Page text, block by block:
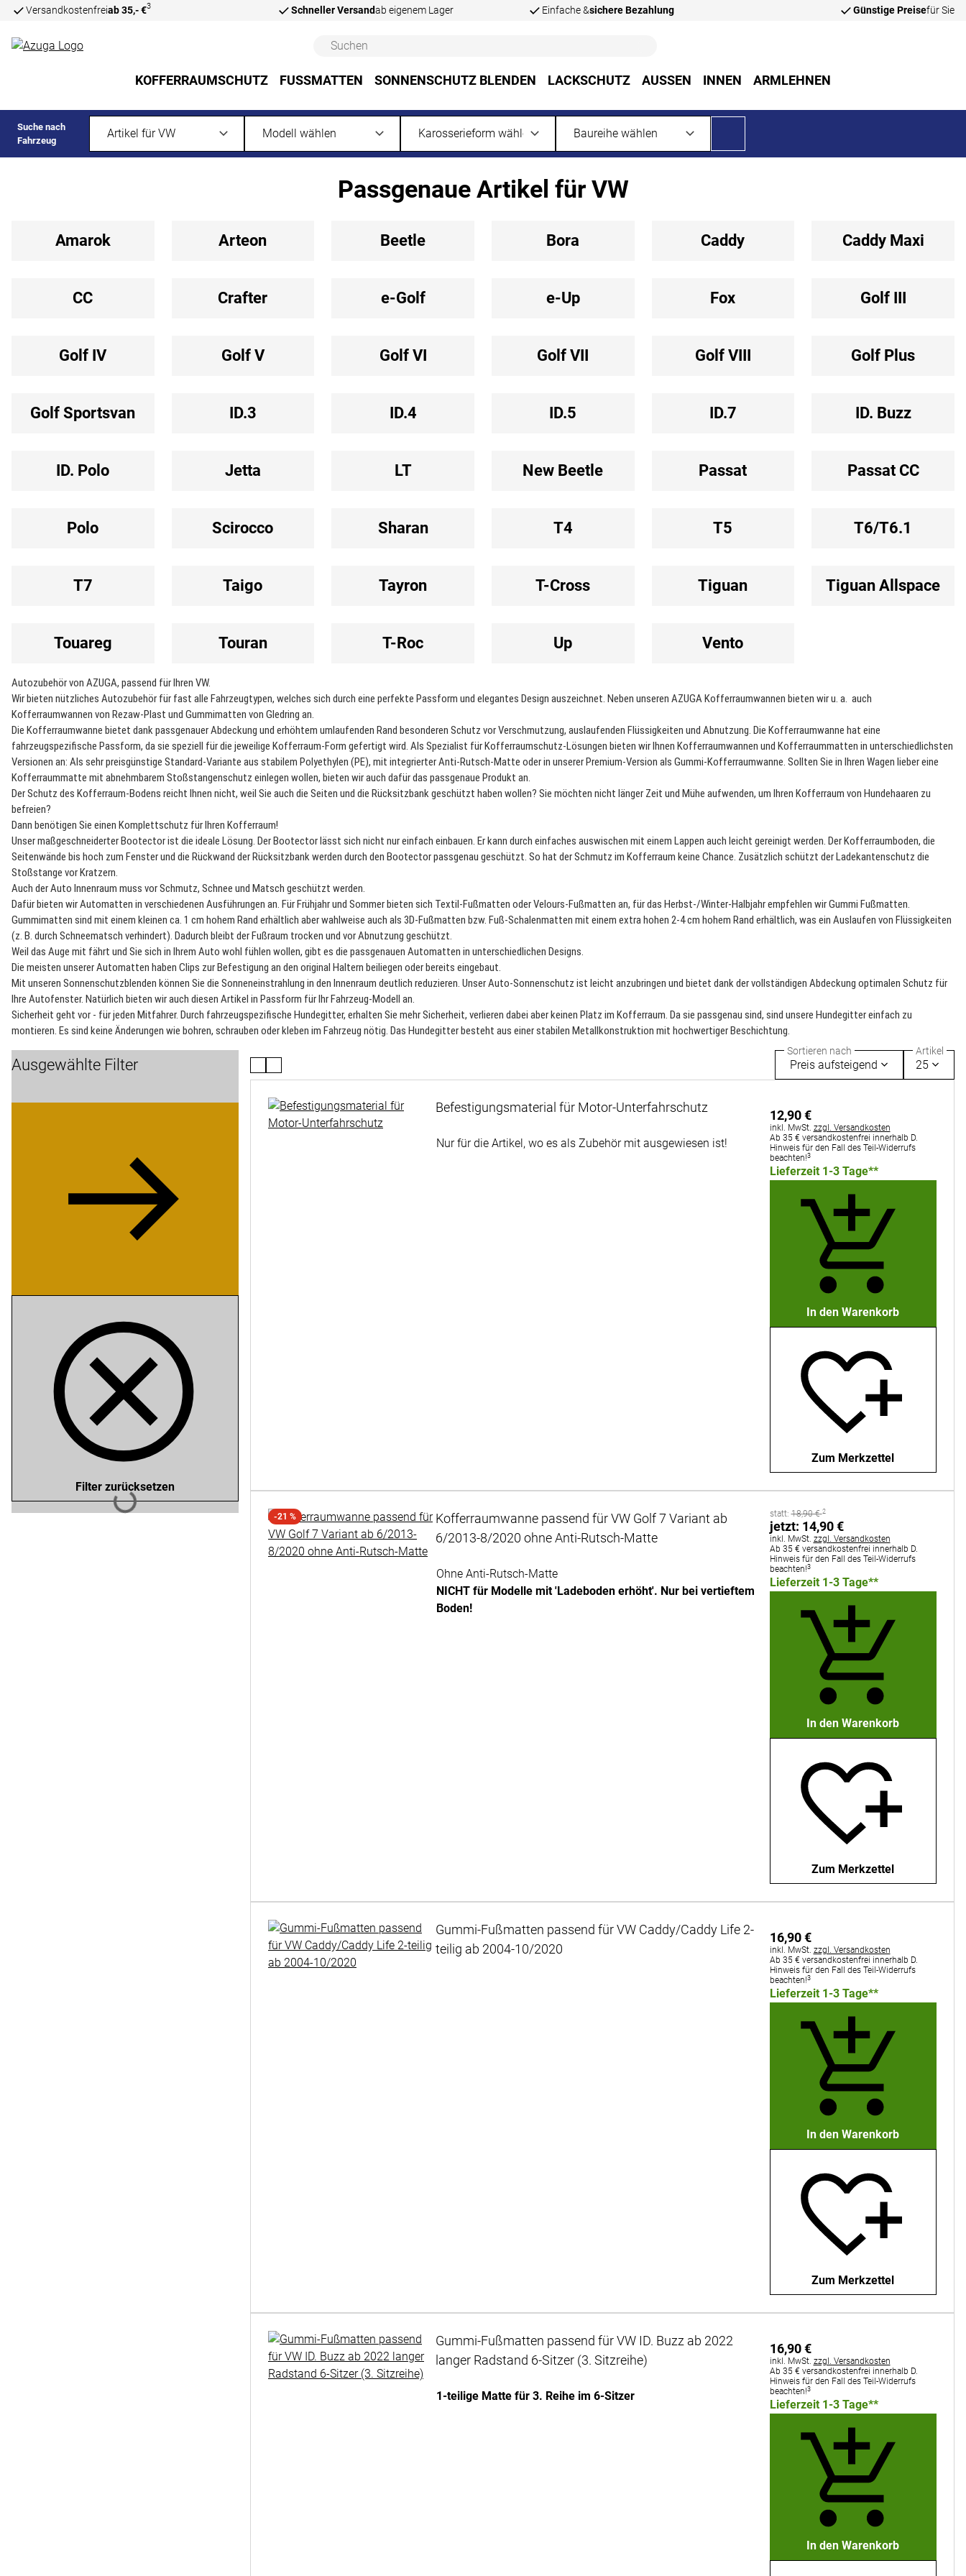
Versandkostenfreiab 35,- €3 Schneller Versandab eigenem Lager Einfache &sichere Bezahlung Günstige Preisefür Sie
KOFFERRAUMSCHUTZ FUSSMATTEN SONNENSCHUTZ BLENDEN LACKSCHUTZ AUSSEN INNEN ARMLEHNEN
Suche nach
Fahrzeug
Passgenaue Artikel für VW
Amarok Arteon Beetle Bora Caddy Caddy Maxi
CC Crafter e-Golf e-Up Fox Golf III
Golf IV Golf V Golf VI Golf VII Golf VIII Golf Plus
Golf Sportsvan ID.3 ID.4 ID.5 ID.7 ID. Buzz
ID. Polo Jetta LT New Beetle Passat Passat CC
Polo Scirocco Sharan T4 T5 T6/T6.1
T7 Taigo Tayron T-Cross Tiguan Tiguan Allspace
Touareg Touran T-Roc Up Vento
Autozubehör von AZUGA, passend für Ihren VW.
Wir bieten nützliches Autozubehör für fast alle Fahrzeugtypen, welches sich durch eine perfekte Passform und elegantes Design auszeichnet. Neben unseren AZUGA Kofferraumwannen bieten wir u. a. auch
Kofferraumwannen von Rezaw-Plast und Gummimatten von Gledring an.
Die Kofferraumwanne bietet dank passgenauer Abdeckung und erhöhtem umlaufenden Rand besonderen Schutz vor Verschmutzung, auslaufenden Flüssigkeiten und Abnutzung. Die Kofferraumwanne hat eine
fahrzeugspezifische Passform, da sie speziell für die jeweilige Kofferraum-Form gefertigt wird. Als Spezialist für Kofferraumschutz-Lösungen bieten wir Ihnen Kofferraumwannen und Kofferraummatten in unterschiedlichsten
Versionen an: Als sehr preisgünstige Standard-Variante aus stabilem Polyethylen (PE), mit integrierter Anti-Rutsch-Matte oder in unserer Premium-Version als Gummi-Kofferraumwanne. Sollten Sie in Ihren Wagen lieber eine
Kofferraummatte mit abnehmbarem Stoßstangenschutz einlegen wollen, bieten wir auch dafür das passgenaue Produkt an.
Der Schutz des Kofferraum-Bodens reicht Ihnen nicht, weil Sie auch die Seiten und die Rücksitzbank geschützt haben wollen? Sie möchten nicht länger Zeit und Mühe aufwenden, um Ihren Kofferraum von Hundehaaren zu
befreien?
Dann benötigen Sie einen Komplettschutz für Ihren Kofferraum!
Unser maßgeschneiderter Bootector ist die ideale Lösung. Der Bootector lässt sich nicht nur einfach einbauen. Er kann durch einfaches auswischen mit einem Lappen auch leicht gereinigt werden. Der Kofferraumboden, die
Seitenwände bis hoch zum Fenster und die Rückwand der Rücksitzbank werden durch den Bootector passgenau geschützt. So hat der Schmutz im Kofferraum keine Chance. Zusätzlich schützt der Ladekantenschutz die
Stoßstange vor Kratzern.
Auch der Auto Innenraum muss vor Schmutz, Schnee und Matsch geschützt werden.
Dafür bieten wir Automatten in verschiedenen Ausführungen an. Für Frühjahr und Sommer bieten sich Textil-Fußmatten oder Velours-Fußmatten an, für das Herbst-/Winter-Halbjahr empfehlen wir Gummi Fußmatten.
Gummimatten sind mit einem kleinen ca. 1 cm hohem Rand erhältlich aber wahlweise auch als 3D-Fußmatten bzw. Fuß-Schalenmatten mit einem extra hohen 2-4 cm hohem Rand erhältlich, was ein Auslaufen von Flüssigkeiten
(z. B. durch Schneematsch verhindert). Dadurch bleibt der Fußraum trocken und vor Abnutzung geschützt.
Weil das Auge mit fährt und Sie sich in Ihrem Auto wohl fühlen wollen, gibt es die passgenauen Automatten in unterschiedlichen Designs.
Die meisten unserer Automatten haben Clips zur Befestigung an den original Haltern beiliegen oder bereits eingebaut.
Mit unseren Sonnenschutzblenden können Sie die Sonneneinstrahlung in den Innenraum deutlich reduzieren. Unser Auto-Sonnenschutz ist leicht anzubringen und bietet dank der vollständigen Abdeckung optimalen Schutz für
Ihre Autofenster. Natürlich bieten wir auch diesen Artikel in Passform für Ihr Fahrzeug-Modell an.
Sicherheit geht vor - für jeden Mitfahrer. Durch fahrzeugspezifische Hundegitter, erhalten Sie mehr Sicherheit, verlieren dabei aber keinen Platz im Kofferraum. Da sie passgenau sind, sind unsere Hundegitter einfach zu
montieren. Es sind keine Änderungen wie bohren, schrauben oder kleben im Fahrzeug nötig. Das Hundegitter besteht aus einer stabilen Metallkonstruktion mit hochwertiger Beschichtung.
Lädt
Ausgewählte Filter
Filter zurücksetzen
Sortieren nach
Preis aufsteigend
Artikel
25
Befestigungsmaterial für Motor-Unterfahrschutz
Nur für die Artikel, wo es als Zubehör mit ausgewiesen ist!
12,90€
Steuerhinweis:
inkl. MwSt. zzgl. Versandkosten
Ab 35 € versandkostenfrei innerhalb D.
Hinweis für den Fall des Teil-Widerrufs
beachten!3
Lieferzeit 1-3 Tage**
In den Warenkorb
Zum Merkzettel
-21 %
Kofferraumwanne passend für VW Golf 7 Variant ab
6/2013-8/2020 ohne Anti-Rutsch-Matte
Ohne Anti-Rutsch-Matte
NICHT für Modelle mit 'Ladeboden erhöht'. Nur bei vertieftem
Boden!
statt:
statt: 18,90€ 2
jetzt:
jetzt: 14,90€
Steuerhinweis:
inkl. MwSt. zzgl. Versandkosten
Ab 35 € versandkostenfrei innerhalb D.
Hinweis für den Fall des Teil-Widerrufs
beachten!3
Lieferzeit 1-3 Tage**
In den Warenkorb
Zum Merkzettel
Gummi-Fußmatten passend für VW Caddy/Caddy Life 2-
teilig ab 2004-10/2020
16,90€
Steuerhinweis:
inkl. MwSt. zzgl. Versandkosten
Ab 35 € versandkostenfrei innerhalb D.
Hinweis für den Fall des Teil-Widerrufs
beachten!3
Lieferzeit 1-3 Tage**
In den Warenkorb
Zum Merkzettel
Gummi-Fußmatten passend für VW ID. Buzz ab 2022
langer Radstand 6-Sitzer (3. Sitzreihe)
1-teilige Matte für 3. Reihe im 6-Sitzer
16,90€
Steuerhinweis:
inkl. MwSt. zzgl. Versandkosten
Ab 35 € versandkostenfrei innerhalb D.
Hinweis für den Fall des Teil-Widerrufs
beachten!3
Lieferzeit 1-3 Tage**
In den Warenkorb